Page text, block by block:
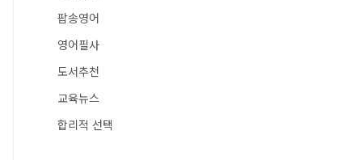
팝송영어
영어필사
도서추천
교육뉴스
합리적 선택